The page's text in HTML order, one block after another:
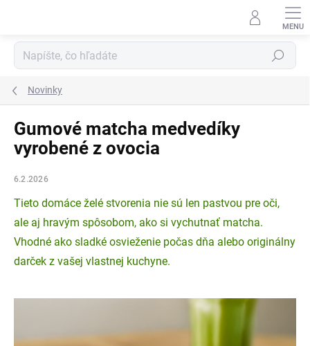
Hľadať
Novinky
Gumové matcha medvedíky
vyrobené z ovocia
6.2.2026
Tieto domáce želé stvorenia nie sú len pastvou pre oči,
ale aj hravým spôsobom, ako si vychutnať matcha.
Vhodné ako sladké osvieženie počas dňa alebo originálny
darček z vašej vlastnej kuchyne.